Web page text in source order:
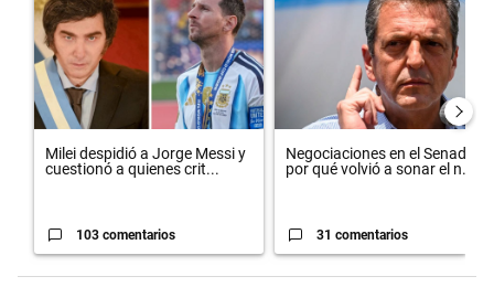
Milei despidió a Jorge Messi y
cuestionó a quienes crit...
103 comentarios
Negociaciones en el Senado:
por qué volvió a sonar el n...
31 comentarios